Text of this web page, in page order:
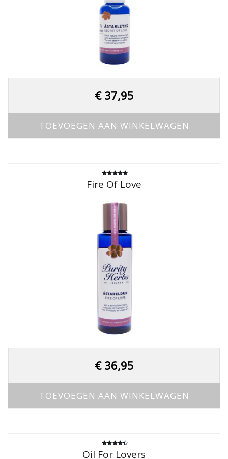
€37,95
TOEVOEGEN AAN WINKELWAGEN
Gewaardeerd
4.67
Fire Of Love
€36,95
TOEVOEGEN AAN WINKELWAGEN
4.00
Oil For Lovers